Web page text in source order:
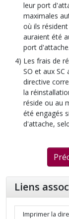
leur port
maximales
où ils
auraient été
port d'attache.
Les frais de
SO et aux SC
directive
la
réside ou au
été engagés
d'attache,
Liens
Imprimer la